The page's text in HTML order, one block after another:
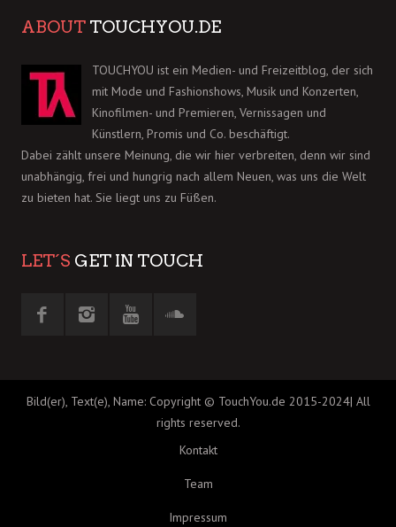
ABOUT TOUCHYOU.DE
TOUCHYOU ist ein Medien- und Freizeitblog, der sich
mit Mode und Fashionshows, Musik und Konzerten,
Kinofilmen- und Premieren, Vernissagen und
Künstlern, Promis und Co. beschäftigt.
Dabei zählt unsere Meinung, die wir hier verbreiten, denn wir sind
unabhängig, frei und hungrig nach allem Neuen, was uns die Welt
zu bieten hat. Sie liegt uns zu Füßen.
LET´S GET IN TOUCH
Bild(er), Text(e), Name: Copyright © TouchYou.de 2015-2024| All
rights reserved.
Kontakt
Team
Impressum